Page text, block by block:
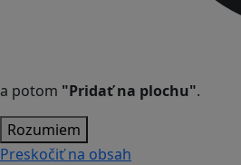
a potom "Pridať na plochu".
Rozumiem
Preskočiť na obsah